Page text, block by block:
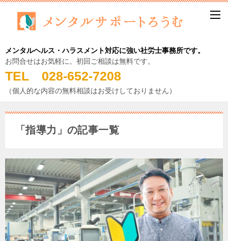
メンタルヘルス・ハラスメント対応に強い社労士事務所です。
お問合せはお気軽に。初回ご相談は無料です。
TEL 028-652-7208
（個人的な内容の無料相談はお受けしておりません）
「指導力」の記事一覧